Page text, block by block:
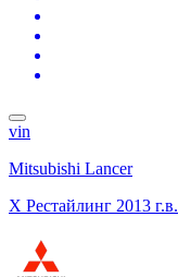
vin
Mitsubishi Lancer
X Рестайлинг 2013 г.в.